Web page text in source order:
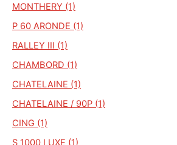
MONTHERY (1)
P 60 ARONDE (1)
RALLEY III (1)
CHAMBORD (1)
CHATELAINE (1)
CHATELAINE / 90P (1)
CING (1)
S 1000 LUXE (1)